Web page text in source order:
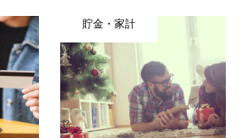
貯金・家計